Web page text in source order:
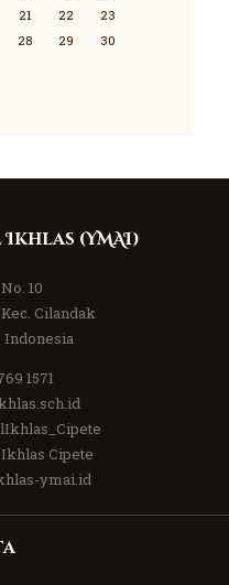
21 22
23
28 29
30
Ikhlas (YMAI)
10
Cilandak
Indonesia
1571
Cipete
ymai.id